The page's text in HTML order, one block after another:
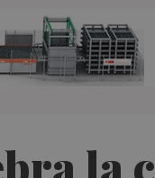
la